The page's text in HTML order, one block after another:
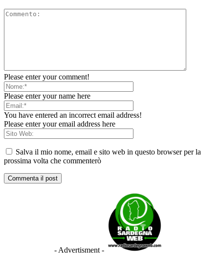
Please enter your comment!
Please enter your name here
You have entered an incorrect email address!
Please enter your email address here
Salva il mio nome, email e sito web in questo browser per la
prossima volta che commenterò
- Advertisment -